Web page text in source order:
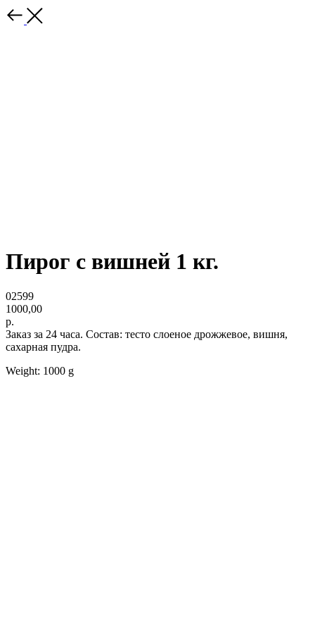
Пирог с вишней 1 кг.
02599
1000,00
р.
Заказ за 24 часа. Состав: тесто слоеное дрожжевое, вишня,
сахарная пудра.
Weight: 1000 g